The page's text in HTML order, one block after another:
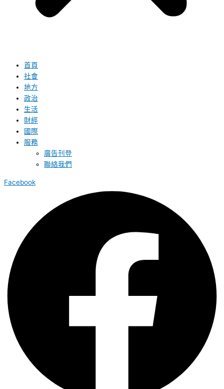
首頁
社會
地方
政治
生活
財經
國際
服務
廣告刊登
聯絡我們
Facebook